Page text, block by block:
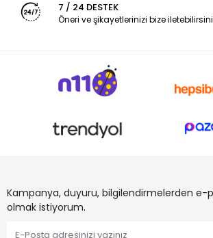
7 / 24 DESTEK
Öneri ve şikayetlerinizi bize
Kampanya, duyuru, bilgilendirmelerden e-
olmak istiyorum.